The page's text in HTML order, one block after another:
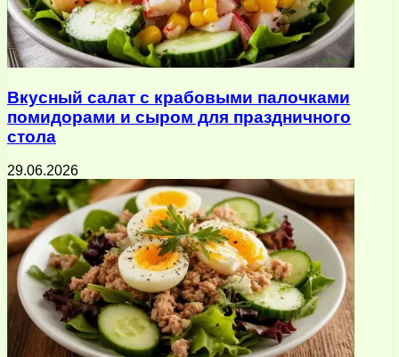
Вкусный салат с крабовыми палочками
помидорами и сыром для праздничного
стола
29.06.2026